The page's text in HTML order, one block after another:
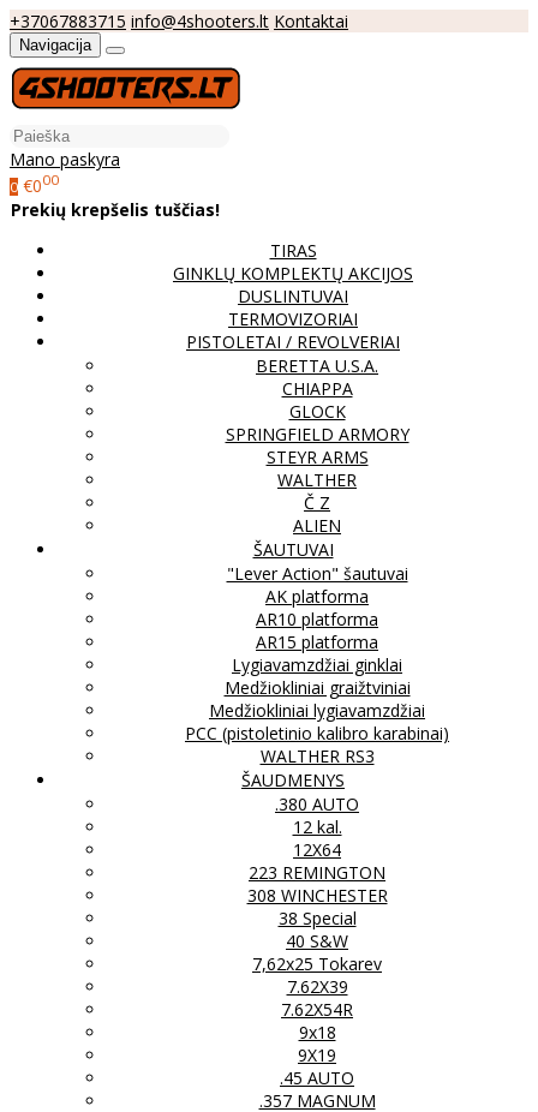
+37067883715 info@4shooters.lt Kontaktai
Navigacija
Mano paskyra
0 €000
Prekių krepšelis tuščias!
TIRAS
GINKLŲ KOMPLEKTŲ AKCIJOS
DUSLINTUVAI
TERMOVIZORIAI
PISTOLETAI / REVOLVERIAI
BERETTA U.S.A.
CHIAPPA
GLOCK
SPRINGFIELD ARMORY
STEYR ARMS
WALTHER
Č Z
ALIEN
ŠAUTUVAI
"Lever Action" šautuvai
AK platforma
AR10 platforma
AR15 platforma
Lygiavamzdžiai ginklai
Medžiokliniai graižtviniai
Medžiokliniai lygiavamzdžiai
PCC (pistoletinio kalibro karabinai)
WALTHER RS3
ŠAUDMENYS
.380 AUTO
12 kal.
12X64
223 REMINGTON
308 WINCHESTER
38 Special
40 S&W
7,62x25 Tokarev
7.62X39
7.62X54R
9x18
9X19
.45 AUTO
.357 MAGNUM